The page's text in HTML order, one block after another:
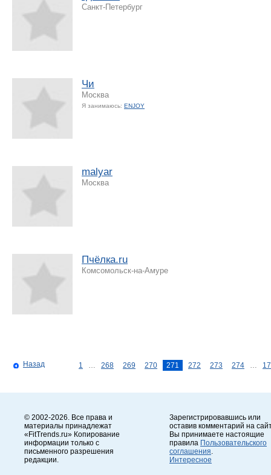
Санкт-Петербург
Чи
Москва
Я занимаюсь: ENJOY
malyar
Москва
Пчёлка.ru
Комсомольск-на-Амуре
Назад 1 268 269 270 271 272 273 274
© 2002-2026. Все права и
материалы принадлежат
«FitTrends.ru» Копирование
информации только с
письменного разрешения
редакции.
Зарегистрировавшись или
оставив комментарий на
Вы принимаете настоящие
правила Пользовательского
соглашения
Интересное